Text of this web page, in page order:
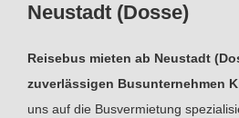
Neustadt (Dosse)
Reisebus mieten ab Neustadt
zuverlässigen Busunternehmen
uns auf die Busvermietung